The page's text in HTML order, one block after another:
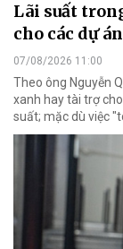
Lãi suất
cho các dự án
07/08/2026 11:00
Theo ông Nguyễn
xanh hay tài trợ
suất; mặc dù việc